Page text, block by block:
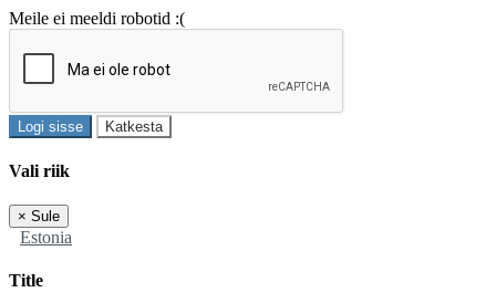
Meile ei meeldi robotid :(
Logi sisse Katkesta
Vali riik
× Sule
Estonia
Title